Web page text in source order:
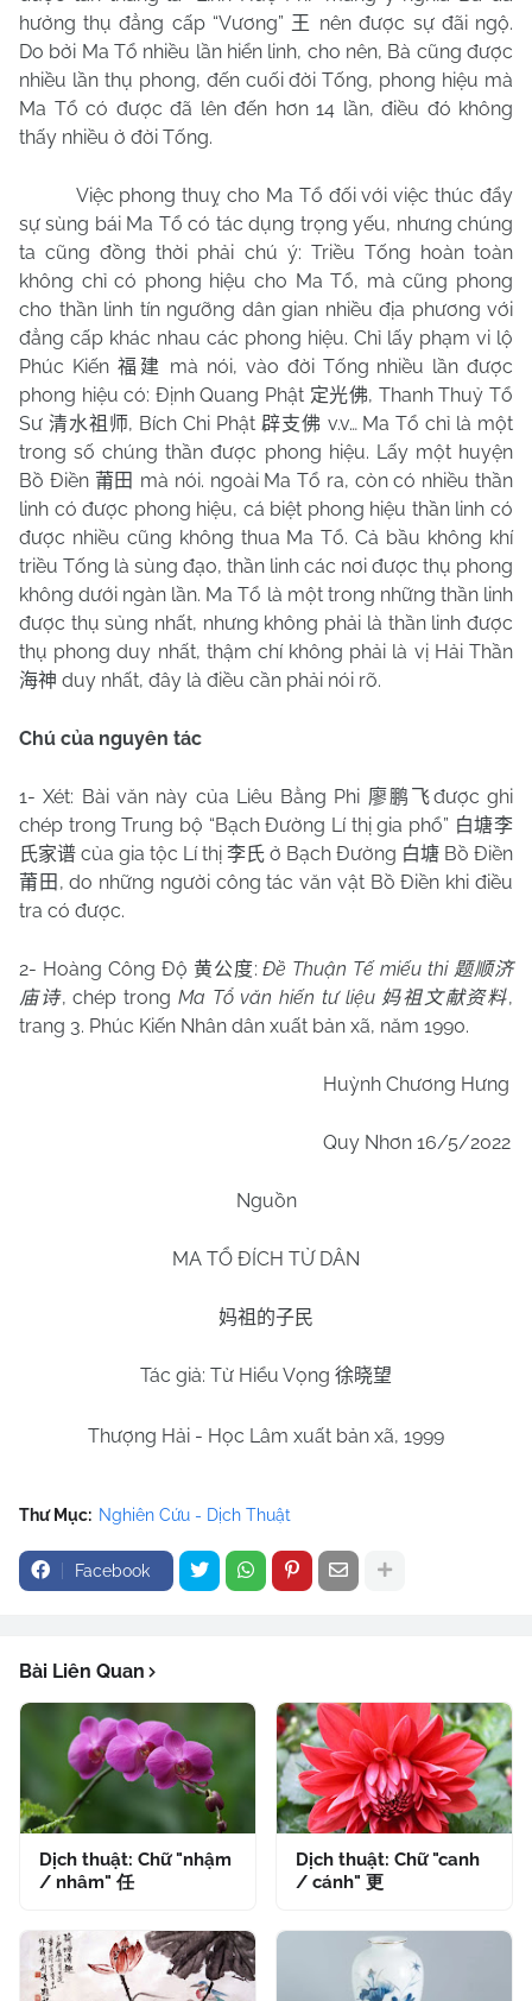
hưởng thụ đẳng cấp “Vương” 王
nên được sự đãi ngộ.
Do bởi Ma Tổ nhiều lần hiển linh, cho nên, Bà cũng được
nhiều lần thụ phong, đến cuối đời Tống, phong hiệu mà
Ma Tổ có được đã lên đến hơn 14 lần, điều đó không
thấy nhiều ở đời Tống.
Việc phong thuỵ cho Ma Tổ đối với việc thúc đẩy
sự sùng bái Ma Tổ có tác dụng trọng yếu, nhưng chúng
ta cũng đồng thời phải chú ý: Triều Tống hoàn toàn
không chỉ có phong hiệu cho Ma Tổ, mà cũng phong
cho thần linh tín ngưỡng dân gian nhiều địa phương với
đẳng cấp khác nhau các phong hiệu. Chỉ lấy phạm vi lộ
Phúc Kiến 福建
mà nói, vào đời Tống nhiều lần được
phong hiệu có: Định Quang Phật 定光佛, Thanh Thuỷ Tổ
Sư 清水祖师, Bích Chi Phật辟支佛 v.v… Ma Tổ chỉ là một
trong số chúng thần được phong hiệu. Lấy một huyện
Bồ Điền 莆田 mà nói. ngoài Ma Tổ ra, còn có nhiều thần
linh có được phong hiệu, cá biệt phong hiệu thần linh có
được nhiều cũng không thua Ma Tổ. Cả bầu không khí
triều Tống là sùng đạo, thần linh các nơi được thụ phong
không dưới ngàn lần. Ma Tổ là một trong những thần linh
được thụ sủng nhất, nhưng không phải là thần linh được
thụ phong duy nhất, thậm chí không phải là vị Hải Thần
海神 duy nhất, đây là điều cần phải nói rõ.
Chú của nguyên tác
1- Xét: Bài văn này của Liêu Bằng Phi 廖鹏飞được ghi
chép trong Trung bộ “Bạch Đường Lí thị gia phổ” 白塘李
氏家谱 của gia tộc Lí thị 李氏 ở Bạch Đường 白塘 Bồ Điền
莆田 , do những người công tác văn vật Bồ Điền khi điều
tra có được.
2- Hoàng Công Độ 黄公度:Đề Thuận Tế miếu thi 题顺济
庙诗, chép trong Ma Tổ văn hiến tư liệu 妈祖文献资料,
trang 3. Phúc Kiến Nhân dân xuất bản xã, năm 1990.
Huỳnh Chương Hưng
Quy Nhơn 16/5/2022
Nguồn
MA TỔ ĐÍCH TỬ DÂN
妈祖的子民
Tác giả: Từ Hiểu Vọng 徐晓望
Thượng Hải - Học Lâm xuất bản xã, 1999
Thư Mục: Nghiên Cứu - Dịch Thuật
Facebook
Bài Liên Quan
Dịch thuật: Chữ "nhậm
/ nhâm" 任
Dịch thuật: Chữ "canh
/ cánh" 更